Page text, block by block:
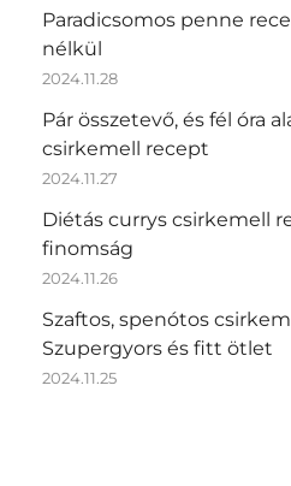
Paradicsomos penne
nélkül
2024.11.28
Pár összetevő, és fél óra
csirkemell recept
2024.11.27
Diétás currys csirkemell
finomság
2024.11.26
Szaftos, spenótos
Szupergyors és fitt ötlet
2024.11.25